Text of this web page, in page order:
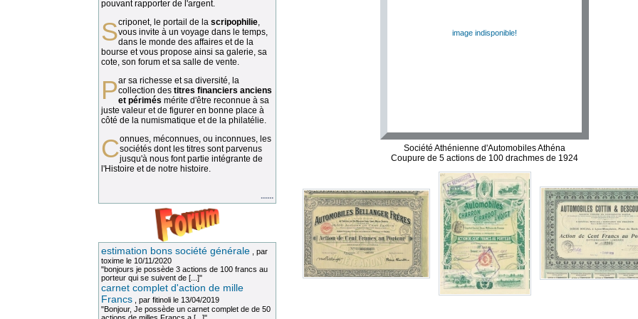
pouvant rapporter de l'argent.
Scriponet, le portail de la scripophilie,
vous invite à un voyage dans le temps,
dans le monde des affaires et de la
bourse et vous propose ainsi sa galerie, sa
cote, son forum et sa salle de vente.
Par sa richesse et sa diversité, lacollection des titres financiers anciens
et périmés mérite d'être reconnue à sa
juste valeur et de figurer en bonne place à
côté de la numismatique et de la philatélie.
Connues, méconnues, ou inconnues, lessociétés dont les titres sont parvenus
jusqu'à nous font partie intégrante de
l'Histoire et de notre histoire.
......
estimation bons société générale , par
toxime le 10/11/2020
"bonjours je possède 3 actions de 100 francs au
porteur qui se suivent de [...]"
carnet complet d'action de mille
Francs , par fitinoli le 13/04/2019
"Bonjour, Je possède un carnet complet de de 50
image indisponible!
Société Athénienne d'Automobiles Athéna
Coupure de 5 actions de 100 drachmes de 1924